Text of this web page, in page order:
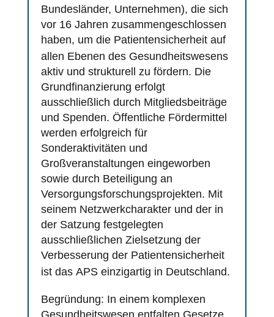
Bundesländer, Unternehmen), die sich
vor 16 Jahren zusammengeschlossen
haben, um die Patientensicherheitauf
allen Ebenen des Gesundheitswesens
aktiv und strukturell zu fördern. Die
Grundfinanzierung erfolgt
ausschließlich durch Mitgliedsbeiträge
und Spenden. Öffentliche Fördermittel
werden erfolgreich für
Sonderaktivitäten und
Großveranstaltungen eingeworben
sowie durch Beteiligung an
Versorgungsforschungsprojekten. Mit
seinem Netzwerkcharakter und der in
der Satzung festgelegten
ausschließlichen Zielsetzung der
Verbesserung der Patientensicherheit
ist das APSeinzigartig in Deutschland.
Begründung: In einem komplexen